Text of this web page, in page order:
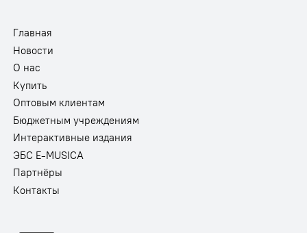
Главная
Новости
О нас
Купить
Оптовым клиентам
Бюджетным учреждениям
Интерактивные издания
ЭБС E-MUSICA
Партнёры
Контакты